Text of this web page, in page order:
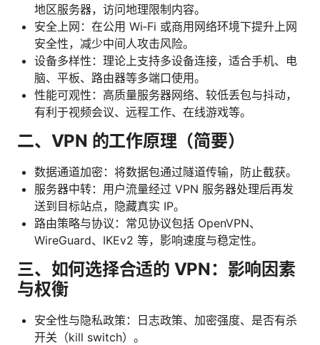
地区服务器，访问地理限制内容。
安全上网：在公用 Wi‑Fi 或商用网络环境下提升上网
安全性，减少中间人攻击风险。
设备多样性：理论上支持多设备连接，适合手机、电
脑、平板、路由器等多端口使用。
性能可观性：高质量服务器网络、较低丢包与抖动，
有利于视频会议、远程工作、在线游戏等。
二、VPN 的工作原理（简要）
数据通道加密：将数据包通过隧道传输，防止截获。
服务器中转：用户流量经过 VPN 服务器处理后再发
送到目标站点，隐藏真实 IP。
路由策略与协议：常见协议包括 OpenVPN、
WireGuard、IKEv2 等，影响速度与稳定性。
三、如何选择合适的 VPN：影响因素
与权衡
安全性与隐私政策：日志政策、加密强度、是否有杀
开关（kill switch）。